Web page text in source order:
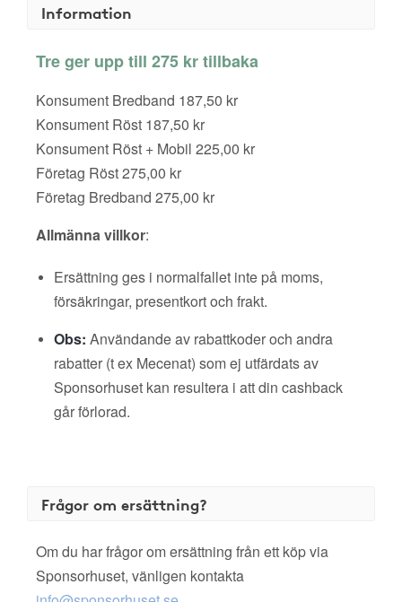
Information
Tre ger upp till 275 kr tillbaka
Konsument Bredband 187,50 kr
Konsument Röst 187,50 kr
Konsument Röst + Mobil 225,00 kr
Företag Röst 275,00 kr
Företag Bredband 275,00 kr
Allmänna villkor:
Ersättning ges i normalfallet inte på moms,
försäkringar, presentkort och frakt.
Obs: Användande av rabattkoder och andra
rabatter (t ex Mecenat) som ej utfärdats av
Sponsorhuset kan resultera i att din cashback
går förlorad.
Frågor om ersättning?
Om du har frågor om ersättning från ett köp via
Sponsorhuset, vänligen kontakta